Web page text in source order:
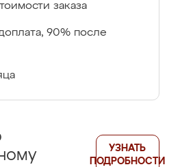
заказа
90% после
УЗНАТЬ
ПОДРОБНОСТИ